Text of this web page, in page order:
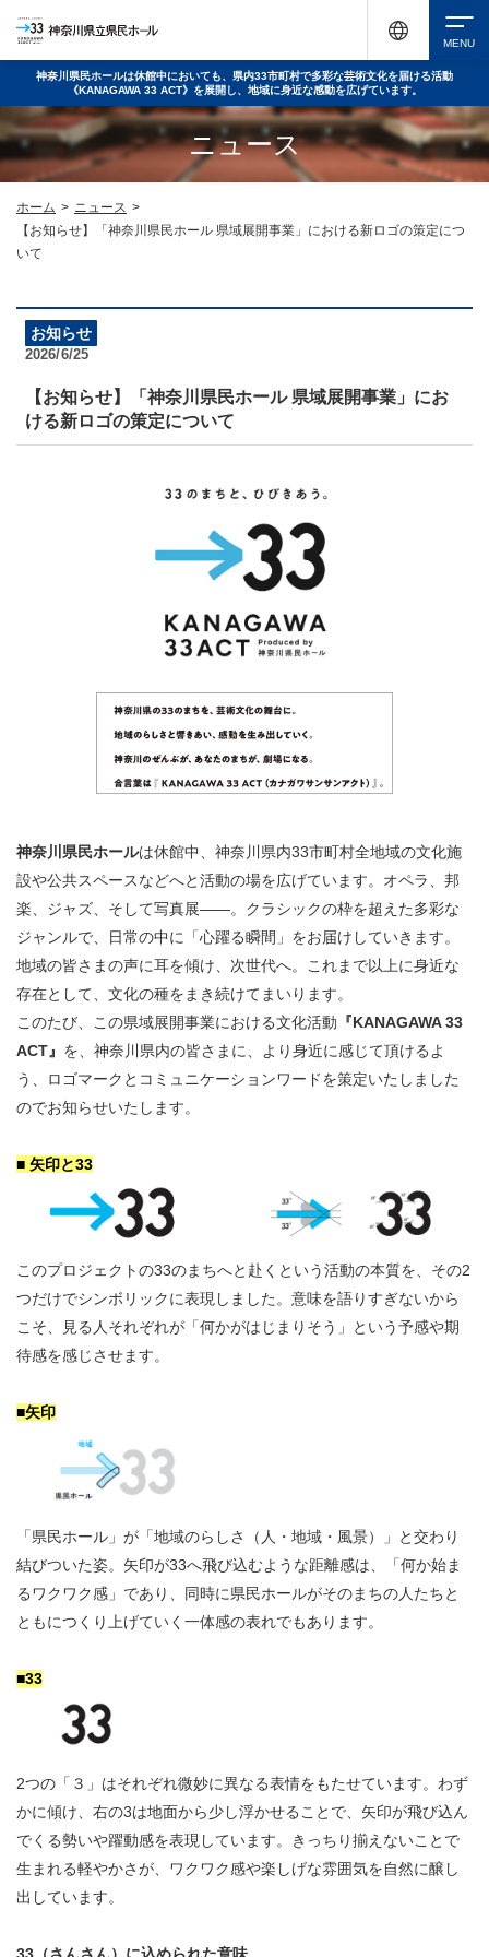
神奈川県民ホールは休館中においても、県内33市町村で多彩な芸術文化を届ける活動
《KANAGAWA 33 ACT》を展開し、地域に身近な感動を広げています。
・ イベント一覧
・ イベントカレンダー
休館中の県民ホールについて
・ 施設概要
・ 神奈川県民ホールの取り組み
神奈川県立県民ホールSNS
ニュース
ホーム > ニュース >
【お知らせ】「神奈川県民ホール 県域展開事業」における新ロゴの策定につ
いて
お知らせ
2026/6/25
【お知らせ】「神奈川県民ホール 県域展開事業」にお
ける新ロゴの策定について
神奈川県民ホールは休館中、神奈川県内33市町村全地域の文化施
設や公共スペースなどへと活動の場を広げています。オペラ、邦
楽、ジャズ、そして写真展――。クラシックの枠を超えた多彩な
ジャンルで、日常の中に「心躍る瞬間」をお届けしていきます。
地域の皆さまの声に耳を傾け、次世代へ。これまで以上に身近な
存在として、文化の種をまき続けてまいります。
このたび、この県域展開事業における文化活動 『KANAGAWA 33
ACT』 を、神奈川県内の皆さまに、より身近に感じて頂けるよ
う、ロゴマークとコミュニケーションワードを策定いたしました
のでお知らせいたします。
■ 矢印と33
このプロジェクトの33のまちへと赴くという活動の本質を、その2
つだけでシンボリックに表現しました。意味を語りすぎないから
こそ、見る人それぞれが「何かがはじまりそう」という予感や期
待感を感じさせます。
■矢印
「県民ホール」が「地域のらしさ（人・地域・風景）」と交わり
結びついた姿。矢印が33へ飛び込むような距離感は、「何か始ま
るワクワク感」であり、同時に県民ホールがそのまちの人たちと
ともにつくり上げていく一体感の表れでもあります。
■33
2つの「３」はそれぞれ微妙に異なる表情をもたせています。わず
かに傾け、右の3は地面から少し浮かせることで、矢印が飛び込ん
でくる勢いや躍動感を表現しています。きっちり揃えないことで
生まれる軽やかさが、ワクワク感や楽しげな雰囲気を自然に醸し
出しています。
33（さんさん）に込められた意味